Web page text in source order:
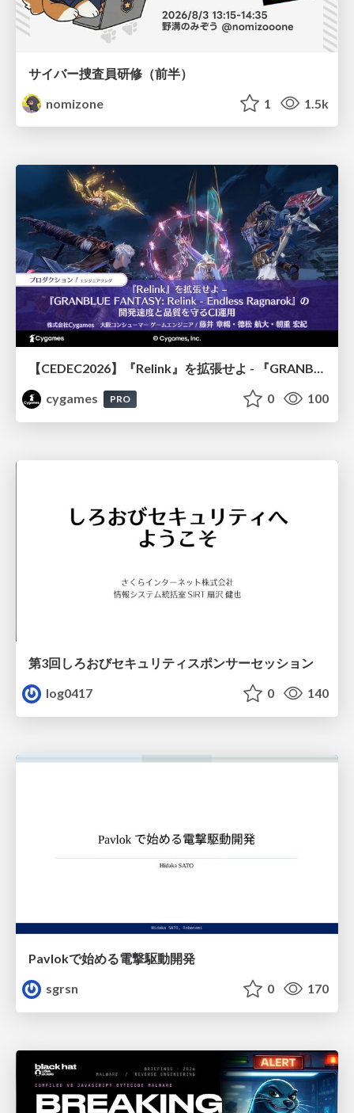
サイバー捜査員研修（前半）
nomizone
1 1.5k
【CEDEC2026】『Relink』を拡張せよ - 『GRANBLUE FANTASY: Relink - Endless Ragnarok』の開発速度と品質を守るCI運用
cygames
PRO 0 100
第3回しろおびセキュリティスポンサーセッション
log0417
0 140
Pavlokで始める電撃駆動開発
sgrsn
0 170